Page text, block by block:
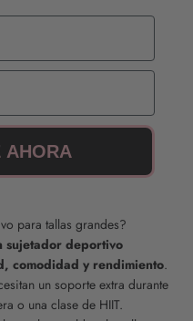
AHORA
para tallas grandes?
sujetador deportivo
comodidad y rendimiento.
un soporte extra durante
o una clase de HIIT.